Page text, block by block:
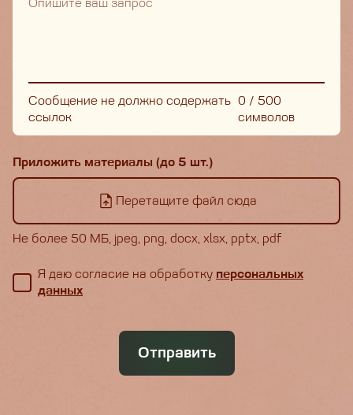
Сообщение не должно содержать
ссылок
0 / 500
символов
Приложить материалы (до 5 шт.)
Перетащите файл сюда
Не более 50 МБ, jpeg, png, docx, xlsx, pptx, pdf
Я даю согласие на обработку персональных
данных
Отправить